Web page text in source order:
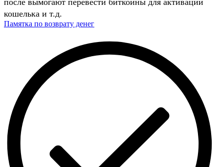
кошелька и т.д.
Памятка по возврату денег